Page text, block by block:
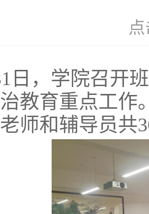
日，学院召开
教育重点工作
师和辅导员共